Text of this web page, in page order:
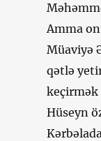
Amma
Müaviyə
qətlə
keçirmək
Hüseyn